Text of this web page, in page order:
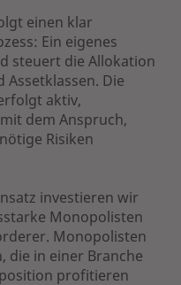
einen klar
Ein eigenes
steuert die Allokation
Assetklassen. Die
aktiv,
dem Anspruch,
Risiken
investieren wir
Monopolisten
Monopolisten
die in einer Branche
profitieren